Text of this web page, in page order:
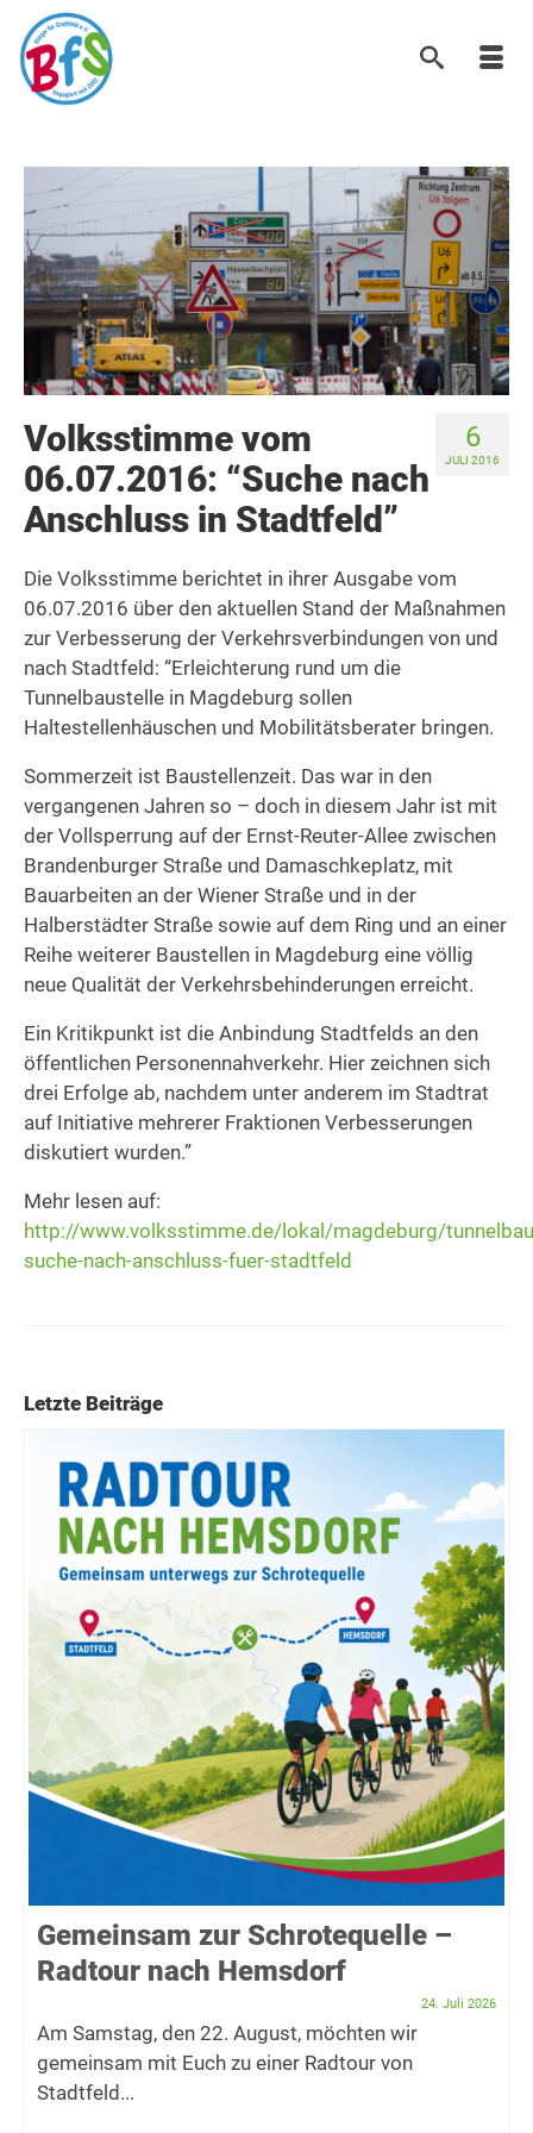
6
JULI 2016
Volksstimme vom
06.07.2016: “Suche nach
Anschluss in Stadtfeld”
Die Volksstimme berichtet in ihrer Ausgabe vom
06.07.2016 über den aktuellen Stand der Maßnahmen
zur Verbesserung der Verkehrsverbindungen von und
nach Stadtfeld: “Erleichterung rund um die
Tunnelbaustelle in Magdeburg sollen
Haltestellenhäuschen und Mobilitätsberater bringen.
Sommerzeit ist Baustellenzeit. Das war in den
vergangenen Jahren so – doch in diesem Jahr ist mit
der Vollsperrung auf der Ernst-Reuter-Allee zwischen
Brandenburger Straße und Damaschkeplatz, mit
Bauarbeiten an der Wiener Straße und in der
Halberstädter Straße sowie auf dem Ring und an einer
Reihe weiterer Baustellen in Magdeburg eine völlig
neue Qualität der Verkehrsbehinderungen erreicht.
Ein Kritikpunkt ist die Anbindung Stadtfelds an den
öffentlichen Personennahverkehr. Hier zeichnen sich
drei Erfolge ab, nachdem unter anderem im Stadtrat
auf Initiative mehrerer Fraktionen Verbesserungen
diskutiert wurden.”
Mehr lesen auf:
http://www.volksstimme.de/lokal/magdeburg/
suche-nach-anschluss-fuer-stadtfeld
Letzte Beiträge
Gemeinsam zur Schrotequelle –
Radtour nach Hemsdorf
24. Juli 2026
Am Samstag, den 22. August, möchten wir
gemeinsam mit Euch zu einer Radtour von
Stadtfeld...